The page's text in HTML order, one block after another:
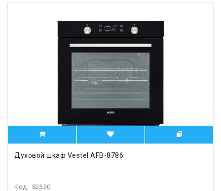
Духовой шкаф Vestel AFB-8786
Код: 82520